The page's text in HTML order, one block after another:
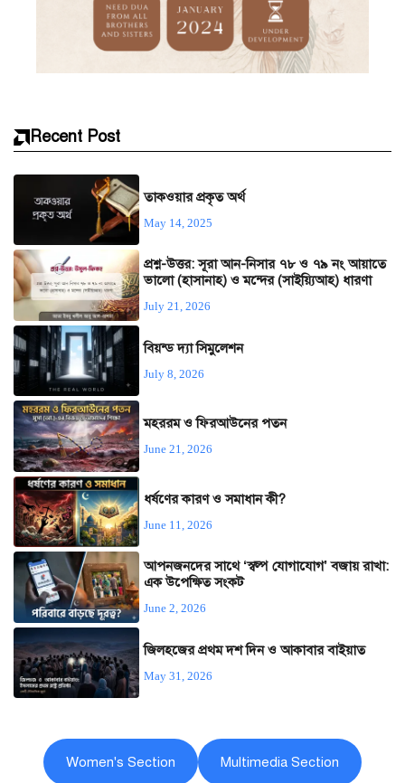
Recent Post
তাকওয়ার প্রকৃত অর্থ
May 14, 2025
প্রশ্ন-উত্তর: সূরা আন-নিসার ৭৮ ও ৭৯ নং আয়াতে
ভালো (হাসানাহ) ও মন্দের (সাইয়্যিআহ) ধারণা
July 21, 2026
বিয়ন্ড দ্যা সিমুলেশন
July 8, 2026
মহররম ও ফিরআউনের পতন
June 21, 2026
ধর্ষণের কারণ ও সমাধান কী?
June 11, 2026
আপনজনদের সাথে ‘স্বল্প যোগাযোগ’ বজায় রাখা:
এক উপেক্ষিত সংকট
June 2, 2026
জিলহজের প্রথম দশ দিন ও আকাবার বাইয়াত
May 31, 2026
Women's Section Multimedia Section